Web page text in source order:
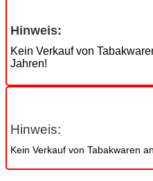
Hinweis:
Kein Verkauf von
Jahren!
Hinweis:
Kein Verkauf von Tabakwaren